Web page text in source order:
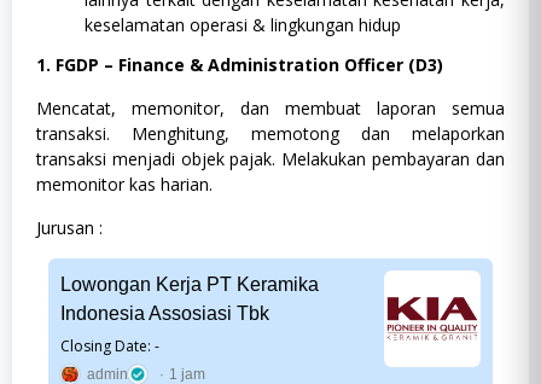
keselamatan operasi & lingkungan hidup
1. FGDP – Finance & Administration Officer (D3)
Mencatat, memonitor, dan membuat laporan semua
transaksi. Menghitung, memotong dan melaporkan
transaksi menjadi objek pajak. Melakukan pembayaran dan
memonitor kas harian.
Jurusan :
Lowongan Kerja PT Keramika
Indonesia Assosiasi Tbk
Closing Date: -
admin 1 jam